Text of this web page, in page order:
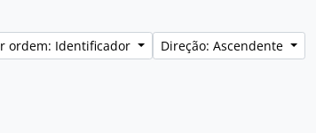
ordem: Identificador
Direção: Ascendente